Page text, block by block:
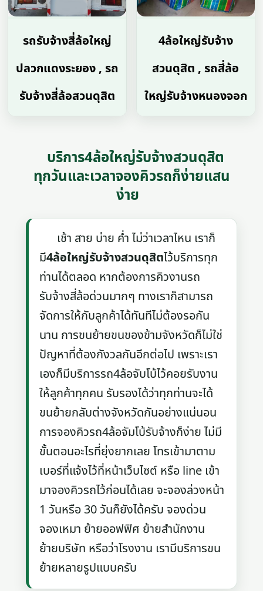
รถรับจ้างสี่ล้อใหญ่
ปลวกแดงระยอง , รถ
รับจ้างสี่ล้อสวนดุสิต
4ล้อใหญ่รับจ้าง
สวนดุสิต , รถสี่ล้อ
ใหญ่รับจ้างหนองจอก
บริการ4ล้อใหญ่รับจ้างสวนดุสิต
ทุกวันและเวลาจองคิวรถก็ง่ายแสน
ง่าย
เช้า สาย บ่าย ค่ำ ไม่ว่าเวลาไหน เราก็
มี4ล้อใหญ่รับจ้างสวนดุสิตไว้บริการทุก
ท่านได้ตลอด หากต้องการคิวงานรถ
รับจ้างสี่ล้อด่วนมากๆ ทางเราก็สามารถ
จัดการให้กับลูกค้าได้ทันทีไม่ต้องรอกัน
นาน การขนย้ายขนของข้ามจังหวัดก็ไม่ใช่
ปัญหาที่ต้องกังวลกันอีกต่อไป เพราะเรา
เองก็มีบริการรถ4ล้อจับโบ้ไว้คอยรับงาน
ให้ลูกค้าทุกคน รับรองได้ว่าทุกท่านจะได้
ขนย้ายกลับต่างจังหวัดกันอย่างแน่นอน
การจองคิวรถ4ล้อจัมโบ้รับจ้างก็ง่าย ไม่มี
ขั้นตอนอะไรที่ยุ่งยากเลย โทรเข้ามาตาม
เบอร์ที่แจ้งไว้ที่หน้าเว็บไซต์ หรือ line เข้า
มาจองคิวรถไว้ก่อนได้เลย จะจองล่วงหน้า
1 วันหรือ 30 วันก็ยังได้ครับ จองด่วน
จองเหมา ย้ายออฟฟิศ ย้ายสำนักงาน
ย้ายบริษัท หรือว่าโรงงาน เรามีบริการขน
ย้ายหลายรูปแบบครับ